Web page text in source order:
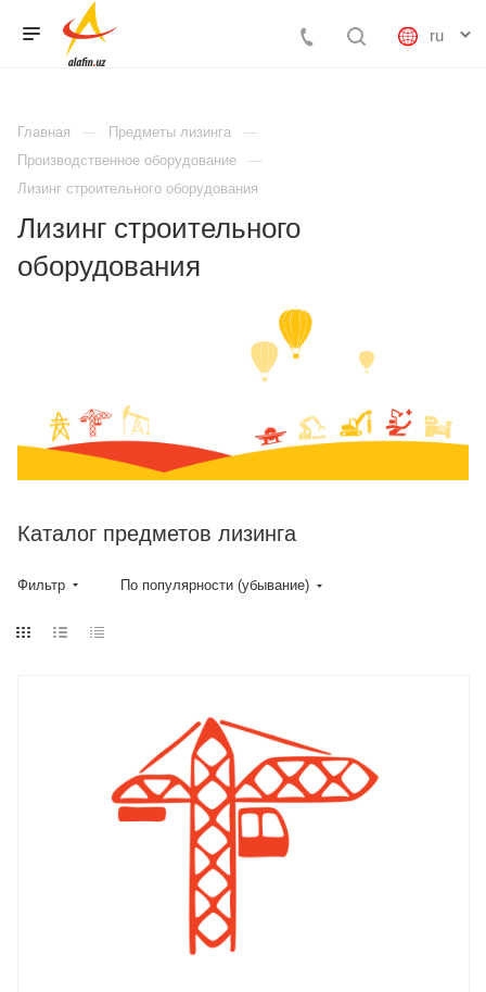
Главная
Предметы лизинга
Производственное оборудование
Лизинг строительного оборудования
Лизинг строительного
оборудования
Каталог предметов лизинга
Фильтр По популярности (убывание)